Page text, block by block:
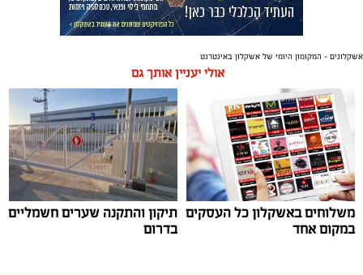
אשקלונים - המקומון היומי של אשקלון באינטרנט
אולי יעניין אותך גם
משלוחים באשקלון כל העסקים
במקום אחד
תיקון והתקנה שערים חשמליים
בדרום